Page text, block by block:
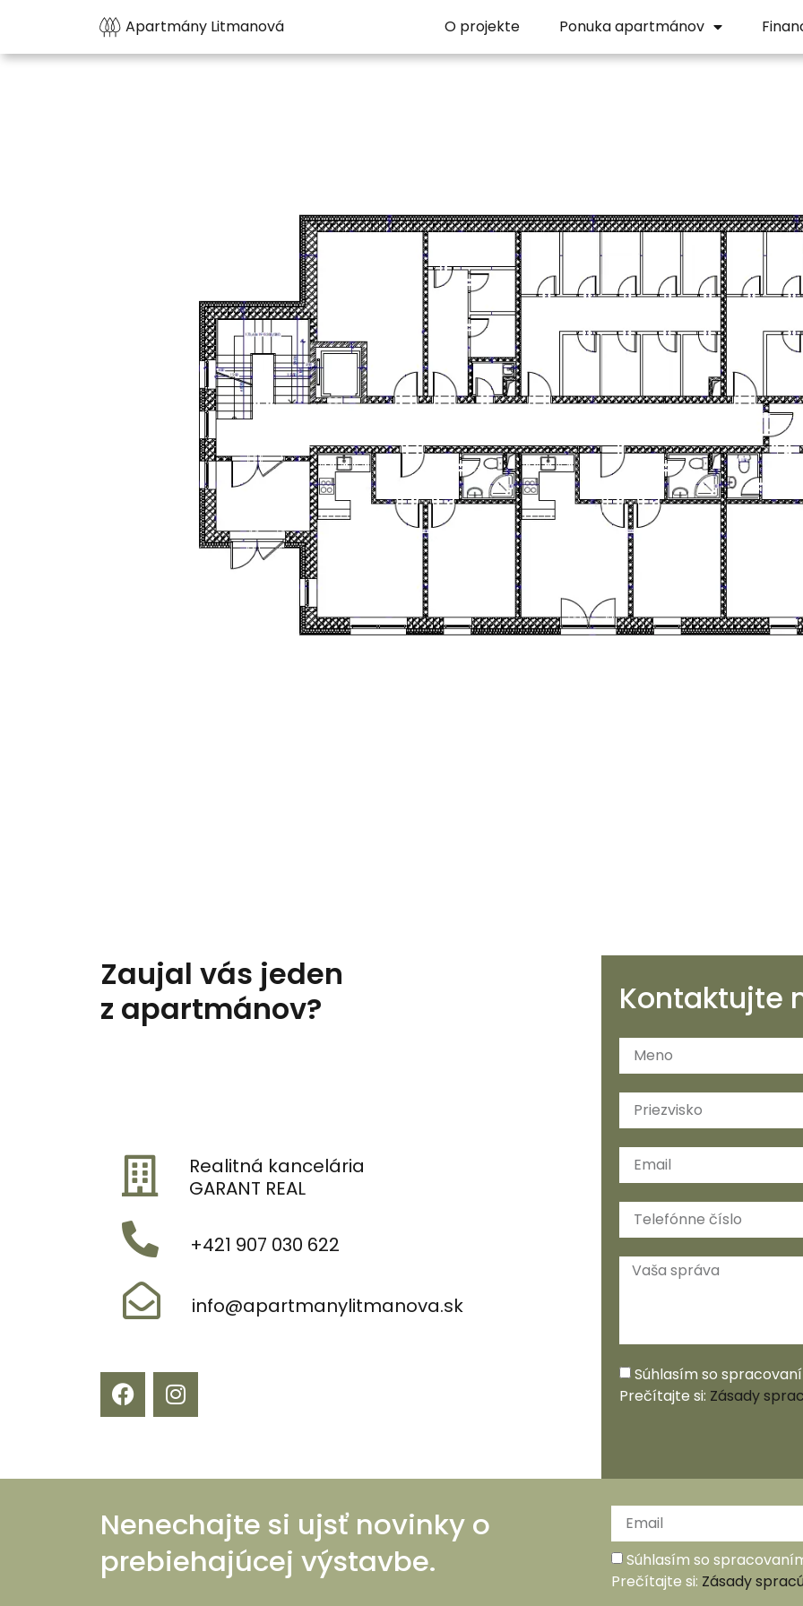
Apartmány Litmanová O projekte Ponuka apartmánov
Zaujal vás jeden
z apartmánov?
Realitná kancelária
GARANT REAL
+421 907 030 622
info@apartmanylitmanova.sk
Kontaktujte
Súhlasím so
Prečítajte si: Zásady
Nenechajte si ujsť novinky o
prebiehajúcej výstavbe.
Súhlasím so
Prečítajte si: Zásady